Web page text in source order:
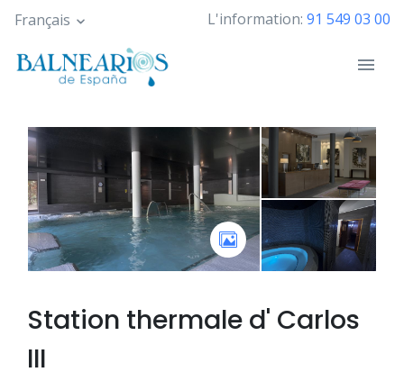
Skip
main
content
Français L'information: 91 549 03 00
Station thermale d' Carlos
III